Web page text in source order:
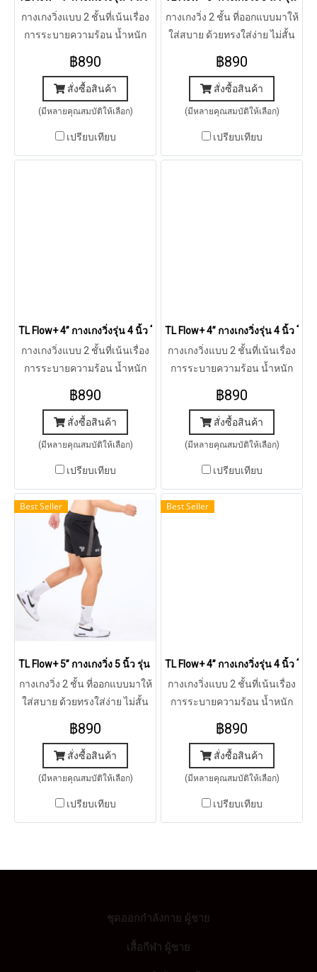
กางเกงวิ่งแบบ 2 ชั้นที่เน้นเรื่อง
การระบายความร้อน น้ำหนัก
฿890
สั่งซื้อสินค้า
(มีหลายคุณสมบัติให้เลือก)
เปรียบเทียบ
กางเกงวิ่ง 2 ชั้น ที่ออกแบบมาให้
ใส่สบาย ด้วยทรงใส่ง่าย ไม่สั้น
เหมาะสำหรับทุกการออกกำลัง
ของคุณ
฿890
สั่งซื้อสินค้า
(มีหลายคุณสมบัติให้เลือก)
เปรียบเทียบ
TL Flow+ 4” กางเกงวิ่งรุ่น 4 นิ้ว โฟล พลัส (ส้ม)
กางเกงวิ่งแบบ 2 ชั้นที่เน้นเรื่อง
การระบายความร้อน น้ำหนัก
฿890
สั่งซื้อสินค้า
(มีหลายคุณสมบัติให้เลือก)
เปรียบเทียบ
TL Flow+ 4” กางเกงวิ่งรุ่น 4 นิ้ว โฟ
กางเกงวิ่งแบบ 2 ชั้นที่เน้นเรื่อง
การระบายความร้อน น้ำหนัก
฿890
สั่งซื้อสินค้า
(มีหลายคุณสมบัติให้เลือก)
เปรียบเทียบ
Best Seller
TL Flow+ 5” กางเกงวิ่ง 5 นิ้ว รุ่น โฟล พลัส
กางเกงวิ่ง 2 ชั้น ที่ออกแบบมาให้
ใส่สบาย ด้วยทรงใส่ง่าย ไม่สั้น
เหมาะสำหรับทุกการออกกำลัง
ของคุณ
฿890
สั่งซื้อสินค้า
(มีหลายคุณสมบัติให้เลือก)
เปรียบเทียบ
Best Seller
TL Flow+ 4” กางเกงวิ่งรุ่น 4 นิ้ว โฟ
กางเกงวิ่งแบบ 2 ชั้นที่เน้นเรื่อง
การระบายความร้อน น้ำหนัก
฿890
สั่งซื้อสินค้า
(มีหลายคุณสมบัติให้เลือก)
เปรียบเทียบ
ชุดออกกำลังกาย ผู้ชาย
เสื้อกีฬา ผู้ชาย